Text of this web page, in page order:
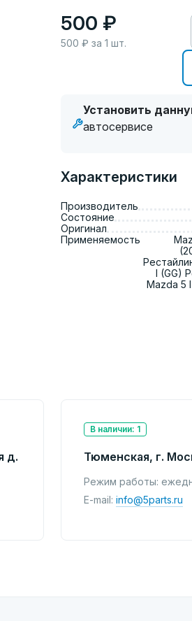
500 ₽
500 ₽ за 1 шт.
Установить
автосервисе
Характеристики
Производитель
Состояние
Оригинал
Применяемость
I (GG)
Mazda 5
д.
В наличии: 1
Тюменская, г.
Режим работы:
E-mail: info@5parts.ru